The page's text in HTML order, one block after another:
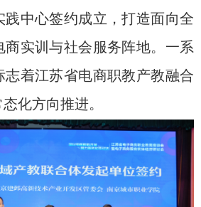
践中心签约成立，打造面向全
商实训与社会服务阵地。一系
志着江苏省电商职教产教融合
化方向推进。